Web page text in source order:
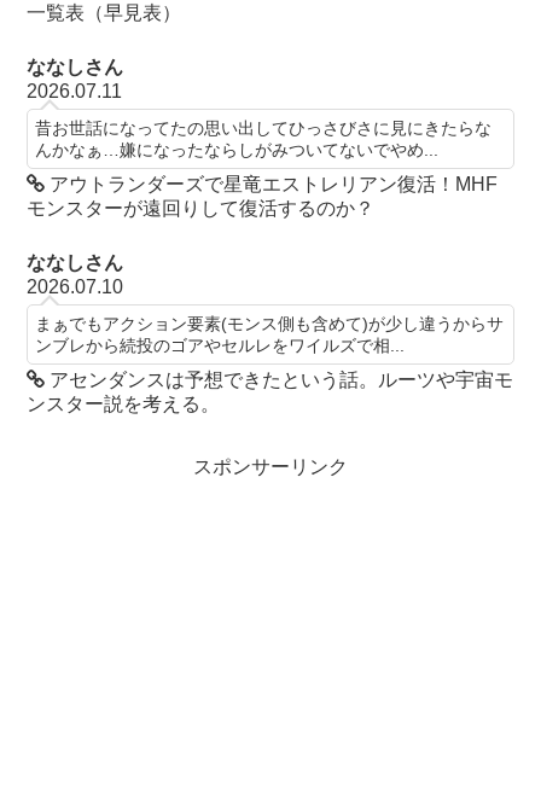
一覧表（早見表）
ななしさん
2026.07.11
昔お世話になってたの思い出してひっさびさに見にきたらな
んかなぁ…嫌になったならしがみついてないでやめ...
アウトランダーズで星竜エストレリアン復活！MHF
モンスターが遠回りして復活するのか？
ななしさん
2026.07.10
まぁでもアクション要素(モンス側も含めて)が少し違うからサ
ンブレから続投のゴアやセルレをワイルズで相...
アセンダンスは予想できたという話。ルーツや宇宙モ
ンスター説を考える。
スポンサーリンク